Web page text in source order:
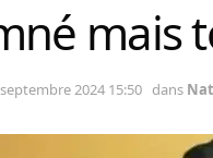
mais
2024 15:50 dans